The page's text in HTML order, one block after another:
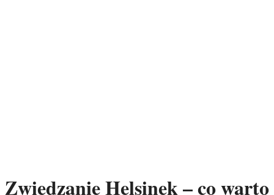
Zwiedzanie Helsinek – co warto